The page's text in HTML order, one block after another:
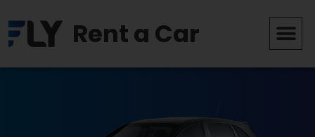
Rent a Car